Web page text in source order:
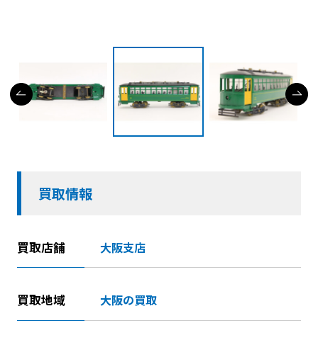
買取情報
買取店舗 大阪支店
買取地域 大阪の買取